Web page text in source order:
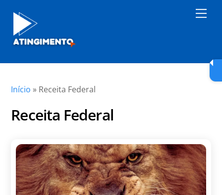
content
Início » Receita Federal
Receita Federal